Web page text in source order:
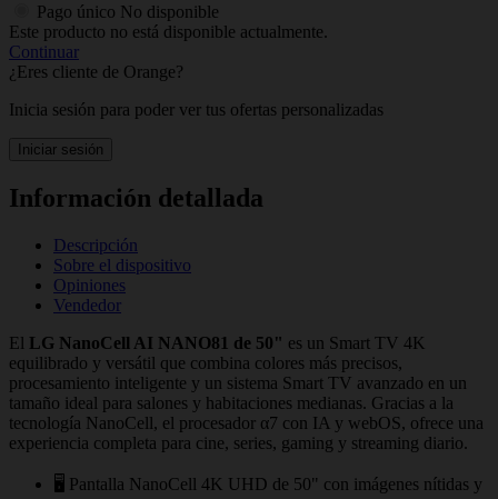
Pago único No disponible
Este producto no está disponible actualmente.
Continuar
¿Eres cliente de Orange?
Inicia sesión para poder ver tus ofertas personalizadas
Iniciar sesión
Información detallada
Descripción
Sobre el dispositivo
Opiniones
Vendedor
El LG NanoCell AI NANO81 de 50" es un Smart TV 4K
equilibrado y versátil que combina colores más precisos,
procesamiento inteligente y un sistema Smart TV avanzado en un
tamaño ideal para salones y habitaciones medianas. Gracias a la
tecnología NanoCell, el procesador α7 con IA y webOS, ofrece una
experiencia completa para cine, series, gaming y streaming diario.
🖥️ Pantalla NanoCell 4K UHD de 50" con imágenes nítidas y